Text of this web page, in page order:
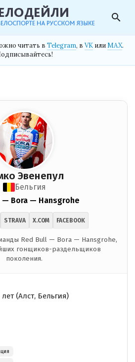
search
читать в Telegram, в VK илиMAX.
Эвенепул
Бельгия
— Bora — Hansgrohe
STRAVA X.COM FACEBOOK
Red Bull — Bora — Hansgrohe,
гонщиков-раздельщиков
поколения.
(Алст, Бельгия)